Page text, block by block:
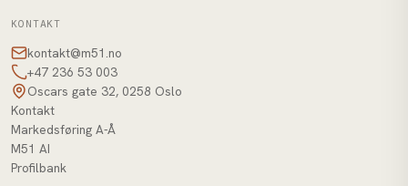
KONTAKT
kontakt@m51.no
+47 236 53 003
Oscars gate 32, 0258 Oslo
Kontakt
Markedsføring A-Å
M51 AI
Profilbank